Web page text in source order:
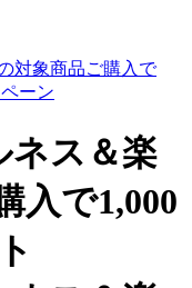
対象商品ご購入で
ーン